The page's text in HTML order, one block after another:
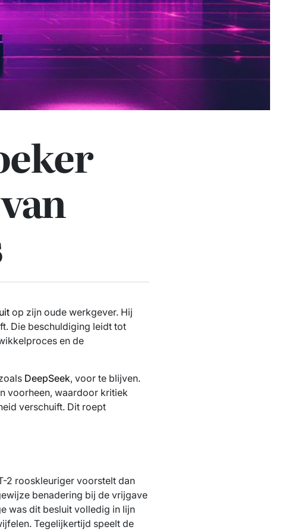
op zijn oude werkgever. Hij
Die beschuldiging leidt tot
en de
DeepSeek, voor te blijven.
voorheen, waardoor kritiek
verschuift. Dit roept
2 rooskleuriger voorstelt dan
benadering bij de vrijgave
was dit besluit volledig in lijn
Tegelijkertijd speelt de